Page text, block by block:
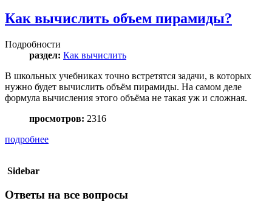
Как вычислить объем пирамиды?
Подробности
раздел: Как вычислить
В школьных учебниках точно встретятся задачи, в которых
нужно будет вычислить объём пирамиды. На самом деле
формула вычисления этого объёма не такая уж и сложная.
просмотров: 2316
подробнее
Sidebar
Ответы на все вопросы